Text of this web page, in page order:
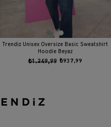
Şık tavrının yanı sıra
sürecek. Daha fazla bilgi ve
bizimle iletişime geçebilirsiniz.
Trendiz Unisex Oversize Basic Sweatshirt
Hoodie Beyaz
₺937,99
₺1.249,99